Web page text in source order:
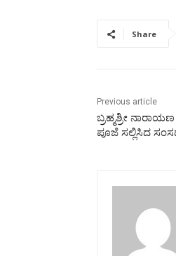
Share
Previous article
ಬ್ರಹ್ಮಶ್ರೀ
ಪೂಜೆ ಸಲ್ಲಿಸಿದ